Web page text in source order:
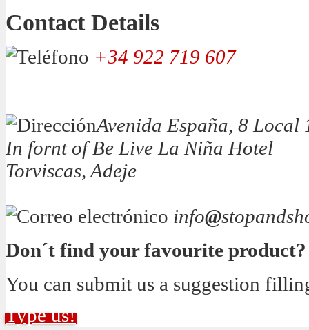
Contact Details
+34 922 719 607
Avenida España, 8 Local
In fornt of Be Live La Niña Hotel
Torviscas, Adeje
info@
Don´t find your favourite product?
You can submit us a suggestion
Type us!